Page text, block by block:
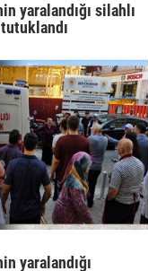
yaralandığı silahlı
tutuklandı
yaralandığı